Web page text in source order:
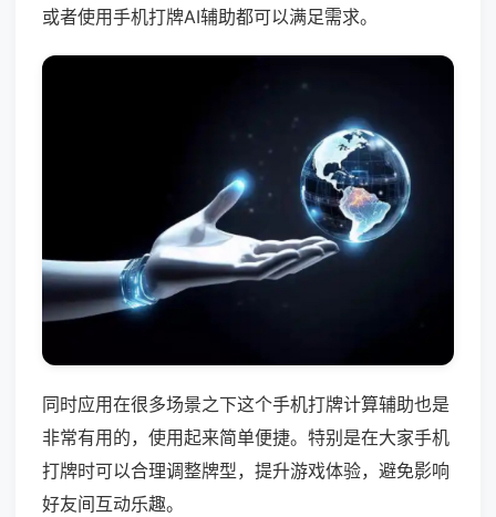
或者使用手机打牌AI辅助都可以满足需求。
同时应用在很多场景之下这个手机打牌计算辅助也是
非常有用的，使用起来简单便捷。特别是在大家手机
打牌时可以合理调整牌型，提升游戏体验，避免影响
好友间互动乐趣。